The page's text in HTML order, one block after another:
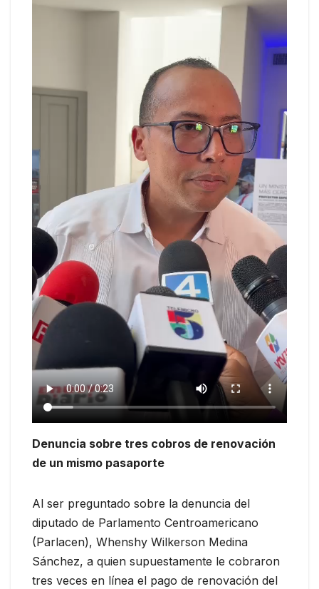
Denuncia sobre tres cobros de renovación
de un mismo pasaporte
Al ser preguntado sobre la denuncia del
diputado de Parlamento Centroamericano
(Parlacen), Whenshy Wilkerson Medina
Sánchez, a quien supuestamente le cobraron
tres veces en línea el pago de renovación del